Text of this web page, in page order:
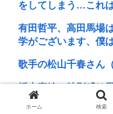
をしてしまう…これ
有田哲平、高田馬場
学がございます、僕
歌手の松山千春さん（
坂本真綾の特別感は
1浪して法政に入っ
ホーム 検索